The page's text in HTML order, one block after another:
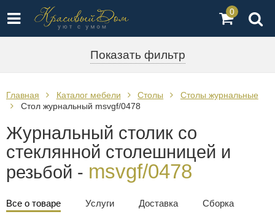
0
Показать фильтр
Главная Каталог мебели Столы
Столы журнальные
Стол журнальный msvgf/0478
Журнальный столик со
стеклянной столешницей и
резьбой - msvgf/0478
Все о товаре Услуги Доставка
Сборка